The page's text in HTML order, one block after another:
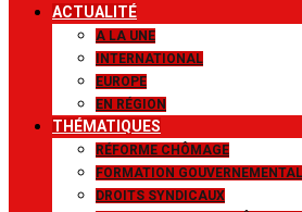
ACTUALITÉ
A LA UNE
INTERNATIONAL
EUROPE
EN RÉGION
THÉMATIQUES
RÉFORME CHÔMAGE
FORMATION
DROITS SYNDICAUX